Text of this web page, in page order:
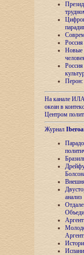
Новые
Перон:
На канале
океан в
Центром
Журнал
анализ